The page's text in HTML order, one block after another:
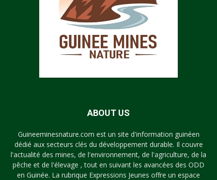
ABOUT US
Guineeminesnature.com est un site d'information guinéen
dédié aux secteurs clés du développement durable. Il couvre
l'actualité des mines, de l'environnement, de l'agriculture, de la
pêche et de l'élevage , tout en suivant les avancées des ODD
en Guinée. La rubrique Expressions Jeunes offre un espace